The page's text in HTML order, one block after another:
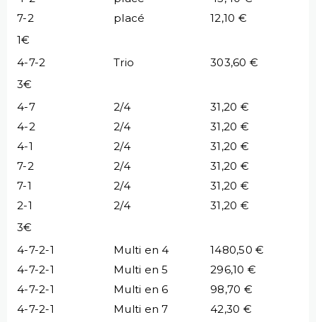
7-2
placé
12,10 €
1€
4-7-2
Trio
303,60 €
3€
4-7
2/4
31,20 €
4-2
2/4
31,20 €
4-1
2/4
31,20 €
7-2
2/4
31,20 €
7-1
2/4
31,20 €
2-1
2/4
31,20 €
3€
4-7-2-1
Multi en 4
1480,50 €
4-7-2-1
Multi en 5
296,10 €
4-7-2-1
Multi en 6
98,70 €
4-7-2-1
Multi en 7
42,30 €